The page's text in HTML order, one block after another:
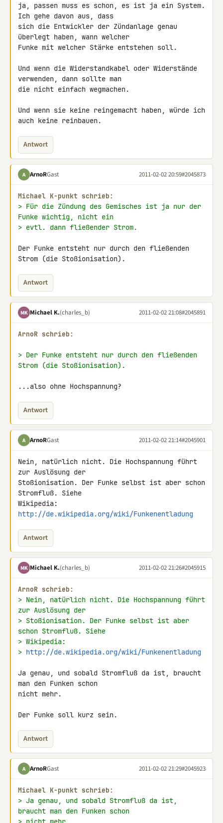
ja, passen muss es schon, es ist ja ein System.
Ich gehe davon aus, dass
sich die Entwickler der Zündanlage genau
überlegt haben, wann welcher
Funke mit welcher Stärke entstehen soll.
Und wenn die Widerstandkabel oder Widerstände
verwenden, dann sollte man
die nicht einfach wegmachen.
Und wenn sie keine reingemacht haben, würde ich
auch keine reinbauen.
Antwort
A ArnoRGast 2011-02-02 20:59#2045873
Michael K-punkt schrieb:
> Für die Zündung des Gemisches ist ja nur der
Funke wichtig, nicht ein
> evtl. dann fließender Strom.
Der Funke entsteht nur durch den fließenden
Strom (die Stoßionisation).
Antwort
MK Michael K.(charles_b) 2011-02-02 21:08#2045891
ArnoR schrieb:
> Der Funke entsteht nur durch den fließenden
Strom (die Stoßionisation).
...also ohne Hochspannung?
Antwort
A ArnoRGast 2011-02-02 21:14#2045901
Nein, natürlich nicht. Die Hochspannung führt
zur Auslösung der
Stoßionisation. Der Funke selbst ist aber schon
Stromfluß. Siehe
http://de.wikipedia.org/wiki/Funkenentladung
Antwort
MK Michael K.(charles_b) 2011-02-02 21:26#2045915
ArnoR schrieb:
> Nein, natürlich nicht. Die Hochspannung führt
zur Auslösung der
> Stoßionisation. Der Funke selbst ist aber
schon Stromfluß. Siehe
> Wikipedia:
> http://de.wikipedia.org/wiki/Funkenentladung
Ja genau, und sobald Stromfluß da ist, braucht
man den Funken schon
nicht mehr.
Der Funke soll kurz sein.
Antwort
A ArnoRGast 2011-02-02 21:29#2045923
Michael K-punkt schrieb:
> Ja genau, und sobald Stromfluß da ist,
braucht man den Funken schon